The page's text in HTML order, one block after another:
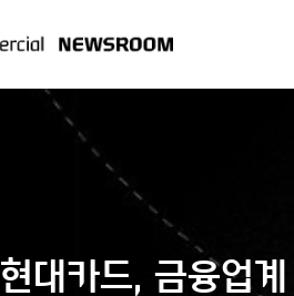
현대카드, 금융업